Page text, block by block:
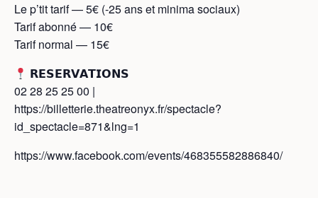
Le p’tit tarif — 5€ (-25 ans et minima sociaux)
Tarif abonné — 10€
Tarif normal — 15€
𝗥𝗘𝗦𝗘𝗥𝗩𝗔𝗧𝗜𝗢𝗡𝗦
02 28 25 25 00 |
https://billetterie.theatreonyx.fr/spectacle?
id_spectacle=871&lng=1
https://www.facebook.com/events/468355582886840/